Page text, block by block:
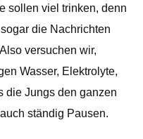
sollen viel trinken, denn
die Nachrichten
versuchen wir,
Wasser, Elektrolyte,
die Jungs den ganzen
ständig Pausen.